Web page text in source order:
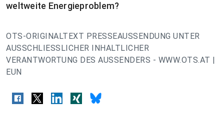
weltweite Energieproblem?
OTS-ORIGINALTEXT PRESSEAUSSENDUNG UNTER
AUSSCHLIESSLICHER INHALTLICHER
VERANTWORTUNG DES AUSSENDERS - WWW.OTS.AT |
EUN